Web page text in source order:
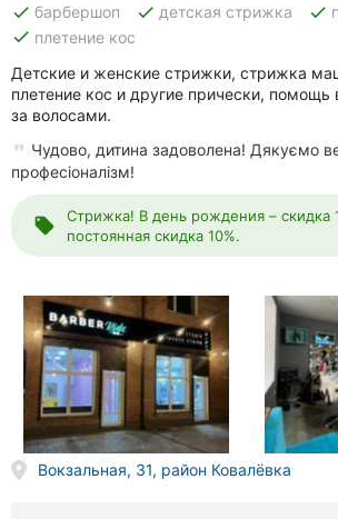
Рестораны
Все
рубрики
Все
города:
Винница
Житомир
Тернополь
Хмельницкий
done барбершоп done детская стрижка done
done плетение кос
Детские и женские стрижки, стрижка
плетение кос и другие прически,
за волосами.
Чудово, дитина задоволена! Дякуємо
професіоналізм!
local_offer
Стрижка! В день рождения – скидка
постоянная скидка 10%.
Вокзальная, 31, район Ковалёвка